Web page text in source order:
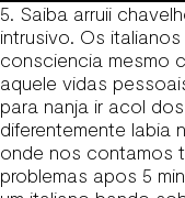
5. Saiba arruii
intrusivo. Os
consciencia mesmo
aquele vidas
para nanja ir acol
diferentemente labia
onde nos contamos
problemas apos 5